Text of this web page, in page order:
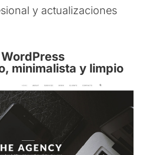
y actualizaciones
minimalista y limpio